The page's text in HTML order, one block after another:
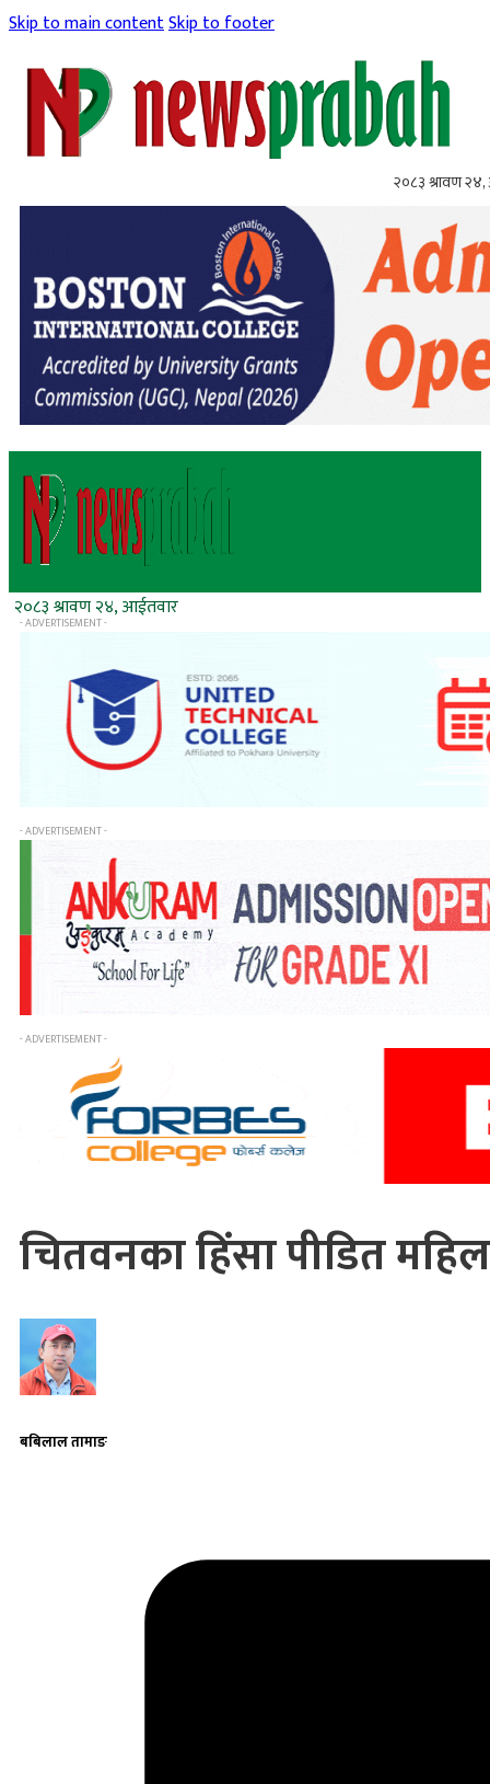
Skip to main contentSkip to footer
२०८३ श्रावण
२०८३ श्रावण २४, आईतवार
- ADVERTISEMENT -
- ADVERTISEMENT -
- ADVERTISEMENT -
चितवनका हिंसा पीडित
बबिलाल तामाङ